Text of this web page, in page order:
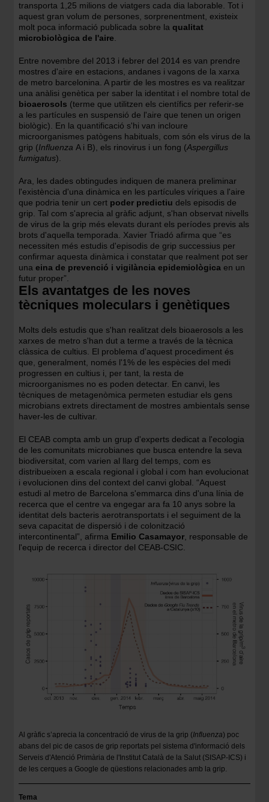
transporta 1,25 milions de viatgers cada dia laborable. Tot i
aquest gran volum de persones, sorprenentment, existeix
molt poca informació publicada sobre la qualitat
microbiològica de l'aire
Entre novembre del 2013 i febrer del 2014 es van prendre
mostres d'aire en estacions, andanes i vagons de la xarxa
de metro barcelonina. A partir de les mostres es va realitzar
una anàlisi genètica per saber la identitat i el nombre total de
bioaerosols (terme que utilitzen els científics per referir-se
a les partícules en suspensió de l'aire que tenen un origen
biològic). En la quantificació s'hi van incloure
microorganismes patògens habituals, com són els virus de la
grip (Influenza A i B), els rinovirus i un fong (Aspergillus
fumigatus).
Ara, les dades obtingudes indiquen de manera preliminar
l'existència d'una dinàmica en les partícules víriques a l'aire
que podria tenir un cert poder predictiu dels episodis de
grip. Tal com s'aprecia al gràfic adjunt, s'han observat nivells
de virus de la grip més elevats durant els períodes previs als
brots d'aquella temporada. Xavier Triadó afirma que “es
necessiten més estudis d'episodis de grip successius per
confirmar aquesta dinàmica i constatar que realment pot ser
una eina de prevenció i vigilància epidemiològica en un
futur proper”.
Els avantatges de les noves
tècniques moleculars i genètiques
Molts dels estudis que s'han realitzat dels bioaerosols a les
xarxes de metro s'han dut a terme a través de la tècnica
clàssica de cultius. El problema d'aquest procediment és
que, generalment, només l'1% de les espècies del medi
progressen en cultius i, per tant, la resta de
microorganismes no es poden detectar. En canvi, les
tècniques de metagenòmica permeten estudiar els gens
microbians extrets directament de mostres ambientals sense
haver-les de cultivar.
El CEAB compta amb un grup d'experts dedicat a l'ecologia
de les comunitats microbianes que busca entendre la seva
biodiversitat, com varien al llarg del temps, com es
distribueixen a escala regional i global i com han evolucionat
i evolucionen dins del context del canvi global. “Aquest
estudi al metro de Barcelona s'emmarca dins d'una línia de
recerca que el centre va engegar ara fa 10 anys sobre la
identitat dels bacteris aerotransportats i el seguiment de la
seva capacitat de dispersió i de colonització
intercontinental”, afirma Emilio Casamayor , responsable de
l'equip de recerca i director del CEAB-CSIC.
Al gràfic s’aprecia la concentració de virus de la grip (Influenza) poc
abans del pic de casos de grip reportats pel sistema d'informació dels
Serveis d'Atenció Primària de l'Institut Català de la Salut (SISAP-ICS) i
de les cerques a Google de qüestions relacionades amb la grip.
Tema